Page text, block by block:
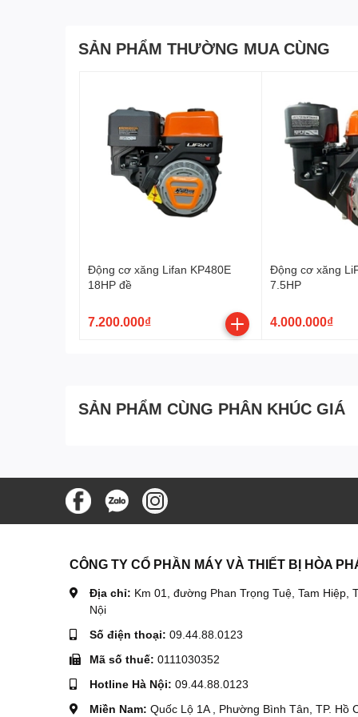
Khối động cơ được đúc dày, chắc chắn, giúpchịu tải
Gia công chính xác, cân bằng tốt
Giảm ma sát, tăng tuổi thọ động cơ
Hoạt động ổn định ở3600 vòng/phút
2.3. Hệ thống nhiên liệu
Dung tích bình xăng:5.5 lít
➡️ Tiết kiệm nhiên liệu rõ rệt, phù hợp chạy máy lâu dài.
2.5. Bộ khởi động
Kiểu giật nổ
3. Công Dụng Và Ứng Dụng Thực Tế Của Động Cơ
Lifan KP270 9HP được ứng dụng rộng rãi trong nhiều
SẢN PHẨM THƯỜNG MUA CÙNG
Động cơ xăng Lifan KP480E
18HP đề
7.200.000₫
Động cơ xăng
7.5HP
4.000.000₫
SẢN PHẨM CÙNG PHÂN KHÚC GIÁ
CÔNG TY CỔ PHẦN MÁY VÀ THIẾT BỊ HÒA
Địa chỉ: Km 01, đường Phan Trọng Tuệ, Tam Hiệp,
Nội
Số điện thoại: 09.44.88.0123
Mã số thuế: 0111030352
Hotline Hà Nội: 09.44.88.0123
Miền Nam: Quốc Lộ 1A , Phường Bình Tân, TP. Hồ